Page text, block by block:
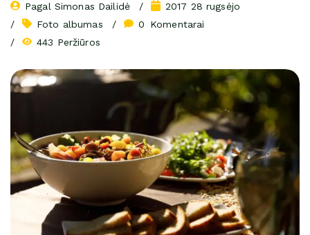
Pagal Simonas Dailidė
2017 28 rugsėjo
Foto albumas
0
Komentarai
443 Peržiūros